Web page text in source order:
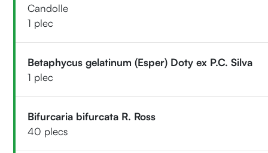
Candolle
1 plec
Betaphycus gelatinum (Esper) Doty ex P.C. Silva
1 plec
Bifurcaria bifurcata R. Ross
40 plecs